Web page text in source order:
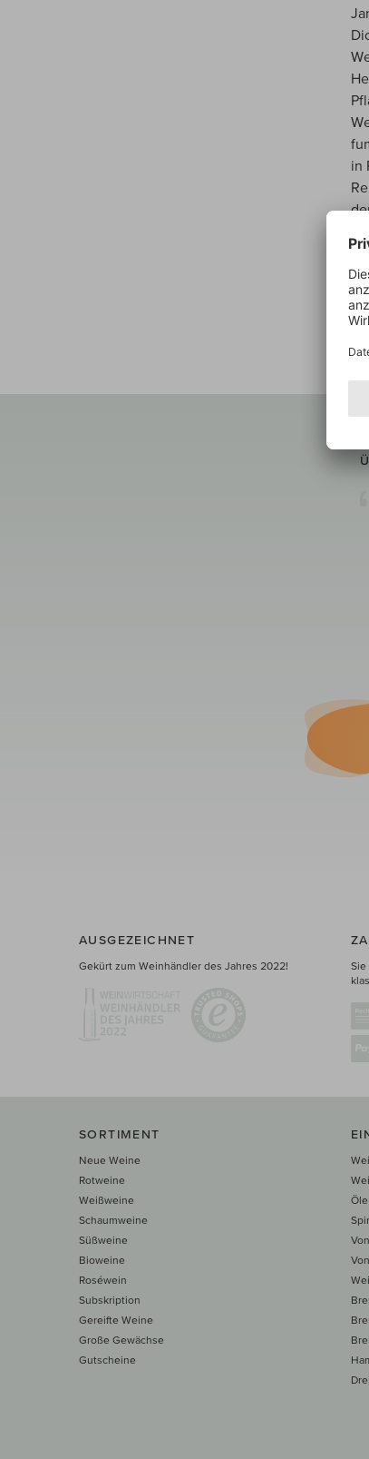
in
AUSGEZEICHNET
Gekürt zum Weinhändler des Jahres 2022!
Sie
SORTIMENT
Neue Weine
Rotweine
Weißweine
Schaumweine
Süßweine
Bioweine
Roséwein
Subskription
Gereifte Weine
Große Gewächse
Gutscheine